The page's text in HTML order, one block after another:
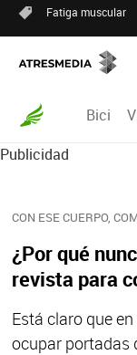
Fatiga muscular
Bici
Publicidad
CON ESE CUERPO,
¿Por qué
revista para
Está claro que
ocupar portadas